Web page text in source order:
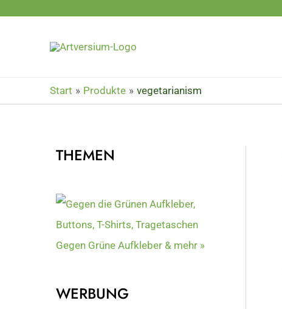
Start Produkte vegetarianism
THEMEN
Gegen Grüne Aufkleber & mehr »
WERBUNG